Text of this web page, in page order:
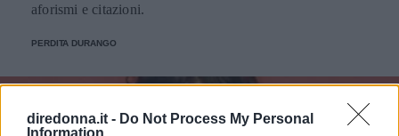
diredonna.it - Do Not Process My Personal
Information
aforismi e citazioni.
PERDITA DURANGO